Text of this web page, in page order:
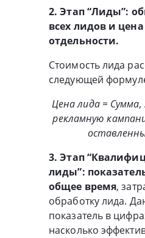
2. Этап “Лиды”:
всех лидов и
отдельности.
Стоимость лида
следующей
Цена лида =
рекламную
3. Этап
лиды”:
общее время,
обработку лида.
показатель в
насколько